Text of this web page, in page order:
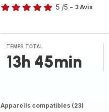
étoiles
(moyenne)
5 /5 - 3 Avis
TEMPS TOTAL
13h 45min
Appareils compatibles (23)